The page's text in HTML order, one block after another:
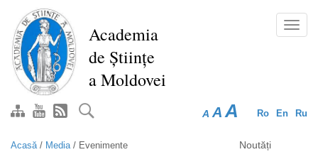
conţinutul
principal
Academia
de Științe
a Moldovei
Ro En Ru
A A A
Acasă/ Media/ Evenimente
Noutăți